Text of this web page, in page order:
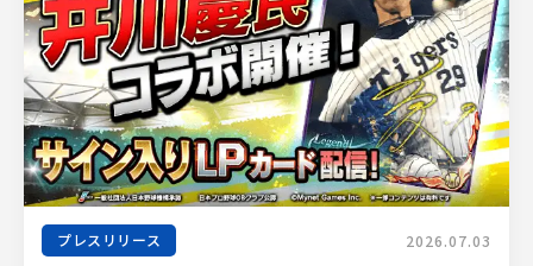
プレスリリース 2026.07.03